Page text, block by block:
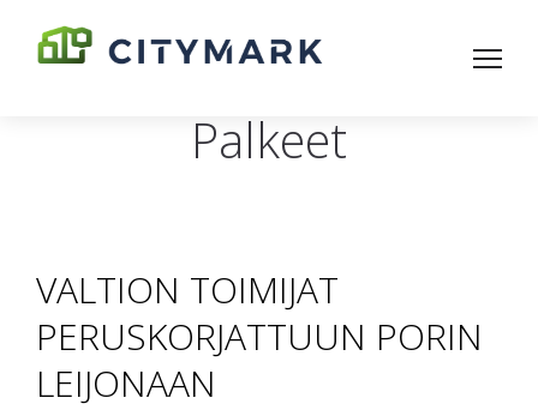
Palkeet
VALTION TOIMIJAT
PERUSKORJATTUUN PORIN
LEIJONAAN